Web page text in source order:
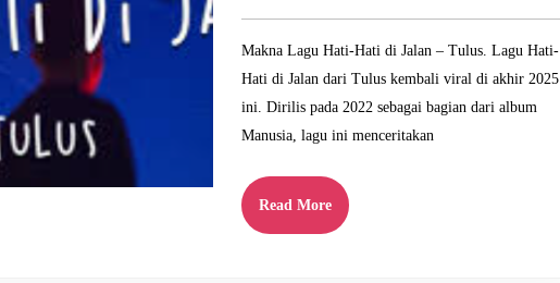
di
Jalan
–
Tulus
Makna Lagu Hati-Hati di Jalan – Tulus. Lagu Hati-
Hati di Jalan dari Tulus kembali viral di akhir 2025
ini. Dirilis pada 2022 sebagai bagian dari album
Manusia, lagu ini menceritakan
Read MoreRead
More